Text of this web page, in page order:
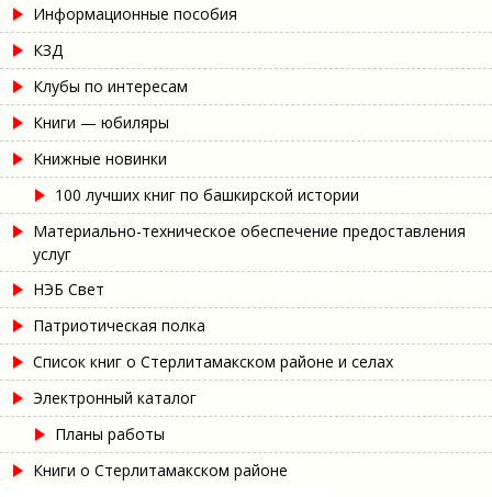
Информационные пособия
КЗД
Клубы по интересам
Книги — юбиляры
Книжные новинки
100 лучших книг по башкирской истории
Материально-техническое обеспечение предоставления
услуг
НЭБ Свет
Патриотическая полка
Список книг о Стерлитамакском районе и селах
Электронный каталог
Планы работы
Книги о Стерлитамакском районе